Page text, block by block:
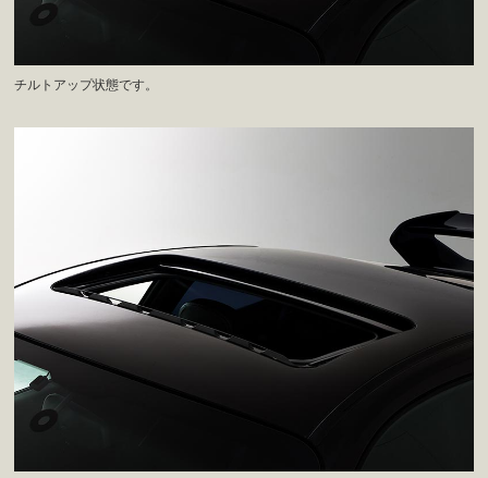
チルトアップ状態です。